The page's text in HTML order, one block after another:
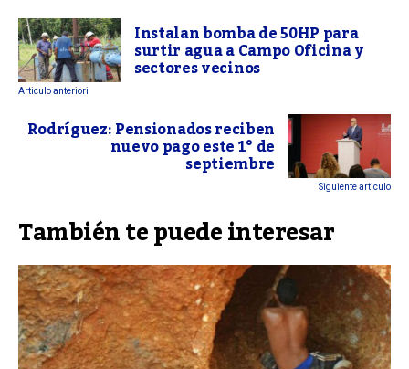
Instalan bomba de 50HP para
surtir agua a Campo Oficina y
sectores vecinos
Articulo anteriori
Rodríguez: Pensionados reciben
nuevo pago este 1° de
septiembre
Siguiente articulo
También te puede interesar